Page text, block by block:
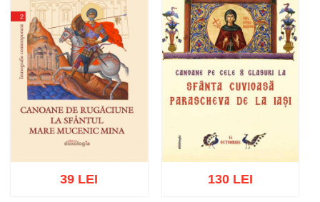
39 LEI 130 LEI